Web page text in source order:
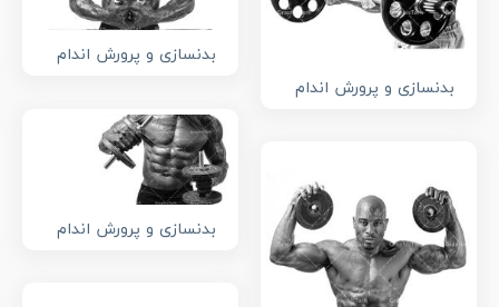
بدنسازی و پرورش اندام
بدنسازی و پرورش اندام
بدنسازی و پرورش اندام